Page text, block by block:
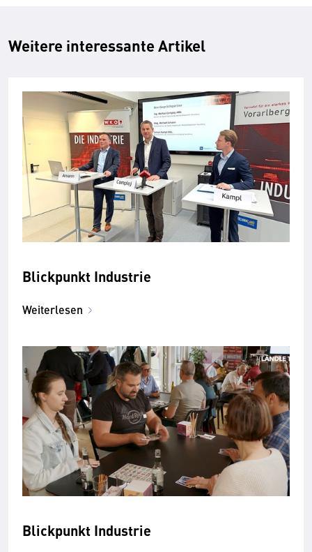
Weitere interessante Artikel
Blickpunkt Industrie
Weiterlesen
Blickpunkt Industrie